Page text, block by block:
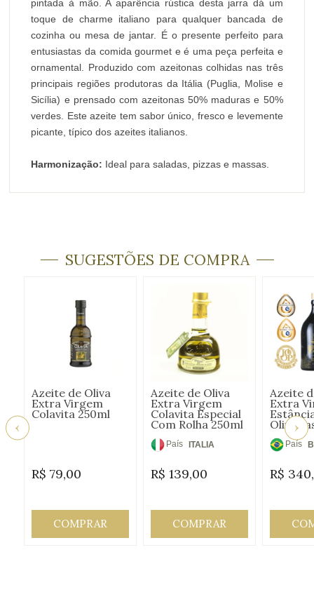
pintada à mão. A aparência rústica desta jarra dá um
toque de charme italiano para qualquer bancada de
cozinha ou mesa de jantar. É o presente perfeito para
entusiastas da comida gourmet e é uma peça perfeita e
ornamental. Produzido com azeitonas colhidas nas três
principais regiões produtoras da Itália (Puglia, Molise e
Sicília) e prensado com azeitonas 50% maduras e 50%
verdes. Este azeite tem sabor único, fresco e levemente
picante, típico dos azeites italianos.
Harmonização: Ideal para saladas, pizzas e massas.
SUGESTÕES DE COMPRA
Azeite de Oliva
Extra Virgem
Colavita 250ml
R$ 79,00
COMPRAR
Azeite de Oliva
Extra Virgem
Colavita Especial
Com Rolha 250ml
País
Origem:
ITALIA
R$ 139,00
COMPRAR
Azeite
Extra
País
R$